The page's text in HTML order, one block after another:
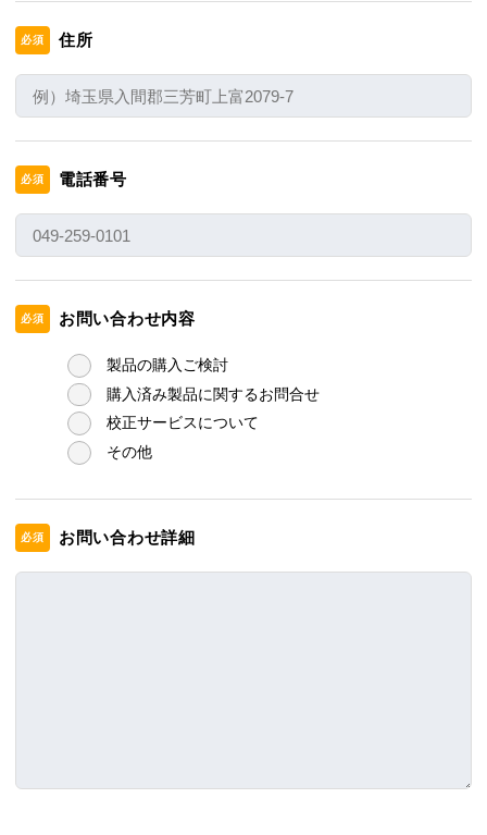
必須 住所
必須 電話番号
必須 お問い合わせ内容
製品の購入ご検討
購入済み製品に関するお問合せ
校正サービスについて
その他
必須 お問い合わせ詳細